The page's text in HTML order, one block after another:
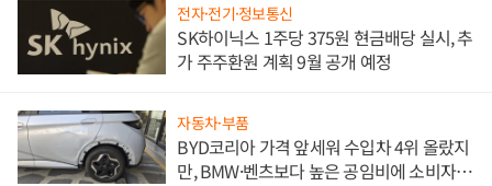
전자·전기·정보통신
SK하이닉스 1주당 375원 현금배당 실시, 추
가 주주환원 계획 9월 공개 예정
자동차·부품
BYD코리아 가격 앞세워 수입차 4위 올랐지
만, BMW·벤츠보다 높은 공임비에 소비자